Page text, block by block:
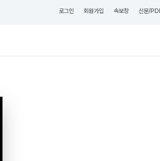
로그인 회원가입 속보창 신문/